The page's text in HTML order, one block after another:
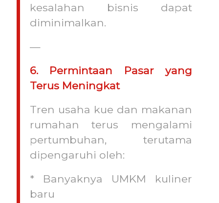
kesalahan bisnis dapat
diminimalkan.
—
6. Permintaan Pasar yang
Terus Meningkat
Tren usaha kue dan makanan
rumahan terus mengalami
pertumbuhan, terutama
dipengaruhi oleh:
* Banyaknya UMKM kuliner
baru